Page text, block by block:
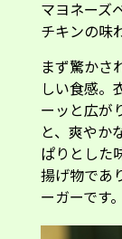
マヨネーズ
チキンの味
まず驚かさ
しい食感。
ーッと広が
と、爽やか
ぱりとした
揚げ物であ
ーガーです。